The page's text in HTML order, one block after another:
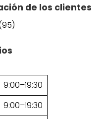
de los clientes
9:00–19:30
9:00–19:30